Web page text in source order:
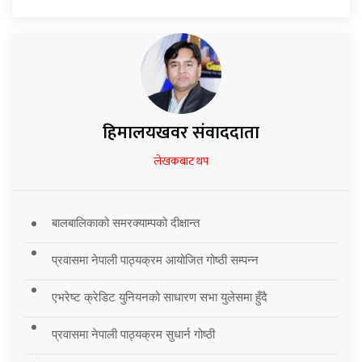
हिमालयखवर संवाददाता
लेखकबाट थप
बालबालिकाको समरक्याम्पको दीक्षान्त
प्रवासमा नेपाली पाठ्यक्रम आयोजित गोष्ठी सम्पन्न
एभरेष्ट क्रेडिट युनियनको साधारण सभा युलेसमा हुँदै
प्रवासमा नेपाली पाठ्यक्रम सुधार्न गोष्ठी